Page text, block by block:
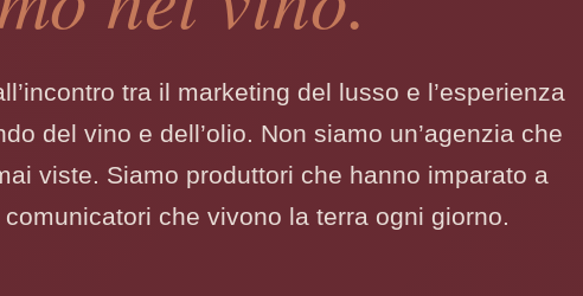
tra il marketing del lusso e l’esperienza
del vino e dell’olio. Non siamo un’agenzia che
viste. Siamo produttori che hanno imparato a
che vivono la terra ogni giorno.